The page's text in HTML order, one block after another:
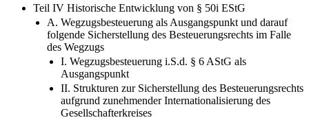
Teil IV Historische Entwicklung von § 50i EStG
A. Wegzugsbesteuerung als Ausgangspunkt und darauf
folgende Sicherstellung des Besteuerungsrechts im Falle
des Wegzugs
I. Wegzugsbesteuerung i.S.d. § 6 AStG als
Ausgangspunkt
II. Strukturen zur Sicherstellung des Besteuerungsrechts
aufgrund zunehmender Internationalisierung des
Gesellschafterkreises